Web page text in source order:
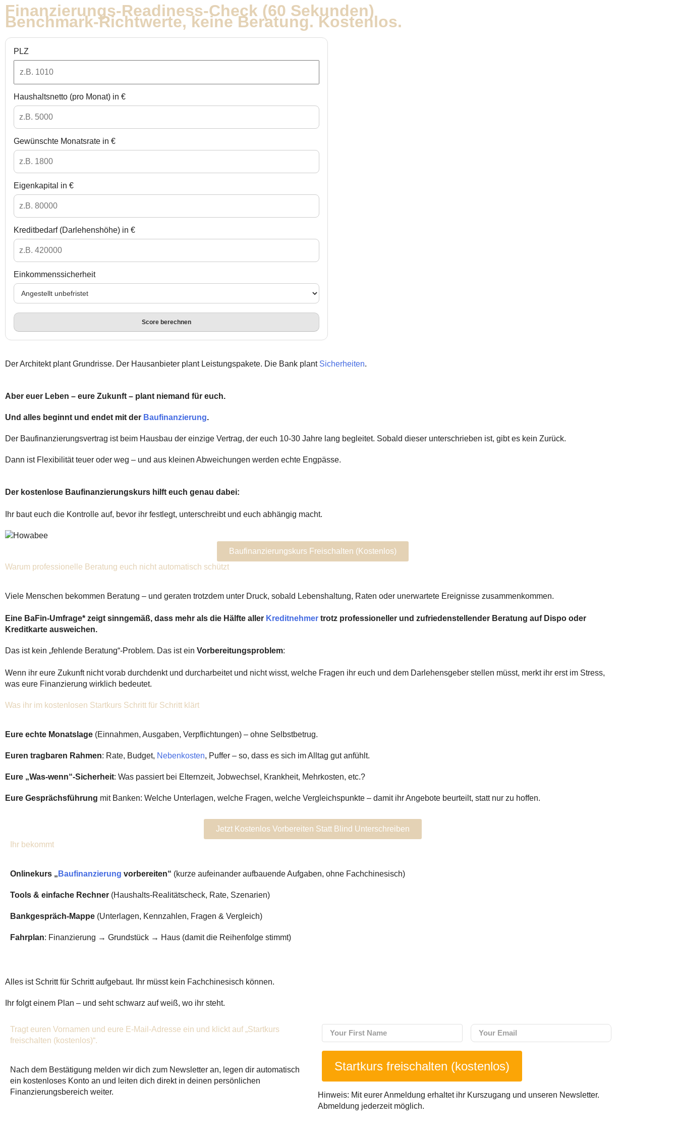
Finanzierungs-Readiness-Check (60 Sekunden)
Benchmark-Richtwerte, keine Beratung. Kostenlos.
PLZ
Haushaltsnetto (pro Monat) in €
Gewünschte Monatsrate in €
Eigenkapital in €
Kreditbedarf (Darlehenshöhe) in €
Einkommenssicherheit
Score berechnen
Der Architekt plant Grundrisse. Der Hausanbieter plant Leistungspakete. Die Bank plant Sicherheiten.
Aber euer Leben – eure Zukunft – plant niemand für euch.
Und alles beginnt und endet mit der Baufinanzierung.
Der Baufinanzierungsvertrag ist beim Hausbau der einzige Vertrag, der euch 10-30 Jahre lang begleitet. Sobald dieser unterschrieben ist, gibt es kein Zurück.
Dann ist Flexibilität teuer oder weg – und aus kleinen Abweichungen werden echte Engpässe.
Der kostenlose Baufinanzierungskurs hilft euch genau dabei:
Ihr baut euch die Kontrolle auf, bevor ihr festlegt, unterschreibt und euch abhängig macht.
Baufinanzierungskurs Freischalten (kostenlos)
Warum professionelle Beratung euch nicht automatisch schützt
Viele Menschen bekommen Beratung – und geraten trotzdem unter Druck, sobald Lebenshaltung, Raten oder unerwartete Ereignisse zusammenkommen.
Eine BaFin-Umfrage* zeigt sinngemäß, dass mehr als die Hälfte aller Kreditnehmer trotz professioneller und zufriedenstellender Beratung auf Dispo oder
Kreditkarte ausweichen.
Das ist kein „fehlende Beratung“-Problem. Das ist ein Vorbereitungsproblem:
Wenn ihr eure Zukunft nicht vorab durchdenkt und durcharbeitet und nicht wisst, welche Fragen ihr euch und dem Darlehensgeber stellen müsst, merkt ihr erst im Stress,
was eure Finanzierung wirklich bedeutet.
Was ihr im kostenlosen Startkurs Schritt für Schritt klärt
Eure echte Monatslage (Einnahmen, Ausgaben, Verpflichtungen) – ohne Selbstbetrug.
Euren tragbaren Rahmen: Rate, Budget, Nebenkosten, Puffer – so, dass es sich im Alltag gut anfühlt.
Eure „Was-wenn“-Sicherheit: Was passiert bei Elternzeit, Jobwechsel, Krankheit, Mehrkosten, etc.?
Eure Gesprächsführung mit Banken: Welche Unterlagen, welche Fragen, welche Vergleichspunkte – damit ihr Angebote beurteilt, statt nur zu hoffen.
Jetzt Kostenlos Vorbereiten Statt Blind Unterschreiben
Ihr bekommt
Onlinekurs „ Baufinanzierung vorbereiten“ (kurze aufeinander aufbauende Aufgaben, ohne Fachchinesisch)
Tools & einfache Rechner (Haushalts-Realitätscheck, Rate, Szenarien)
Bankgespräch-Mappe (Unterlagen, Kennzahlen, Fragen & Vergleich)
Fahrplan: Finanzierung → Grundstück → Haus (damit die Reihenfolge stimmt)
Alles ist Schritt für Schritt aufgebaut. Ihr müsst kein Fachchinesisch können.
Ihr folgt einem Plan – und seht schwarz auf weiß, wo ihr steht.
Tragt euren Vornamen und eure E-Mail-Adresse ein und klickt auf „Startkurs
freischalten (kostenlos)“.
Nach dem Bestätigung melden wir dich zum Newsletter an, legen dir automatisch
ein kostenloses Konto an und leiten dich direkt in deinen persönlichen
Finanzierungsbereich weiter.
Startkurs freischalten (kostenlos)
Hinweis: Mit eurer Anmeldung erhaltet ihr Kurszugang und unseren Newsletter.
Abmeldung jederzeit möglich.